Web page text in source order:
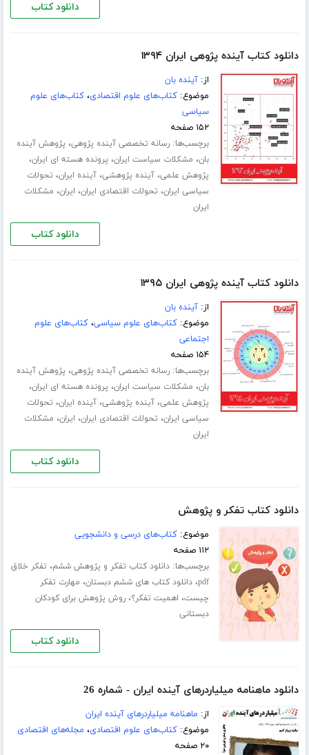
دانلود کتاب
دانلود کتاب آینده پژوهی ایران ۱۳۹۴
از:آینده بان
موضوع:کتاب‌های علوم اقتصادی،کتاب‌های علوم
سیاسی
۱۵۲ صفحه
برچسب‌ها:رسانه تخصصی آینده پژوهی، پژوهش آینده
بان، مشکلات سیاست ایران، پرونده هسته ای ایران،
پژوهش علمی،آینده پژوهشی،آینده ایران، تحولات
سیاسی ایران، تحولات اقتصادی ایران، ایران، مشکلات
ایران
دانلود کتاب
دانلود کتاب آینده پژوهی ایران ۱۳۹۵
از:آینده بان
موضوع:کتاب‌های علوم سیاسی،کتاب‌های علوم
اجتماعی
۱۵۴ صفحه
برچسب‌ها:رسانه تخصصی آینده پژوهی، پژوهش آینده
بان، مشکلات سیاست ایران، پرونده هسته ای ایران،
پژوهش علمی،آینده پژوهشی،آینده ایران، تحولات
سیاسی ایران، تحولات اقتصادی ایران، ایران، مشکلات
ایران
دانلود کتاب
دانلود کتاب تفکر و پژوهش
موضوع:کتاب‌های درسی و دانشجویی
۱۱۲ صفحه
برچسب‌ها:دانلود کتاب تفکر و پژوهش ششم، تفکر خلاق
pdf،دانلود کتاب های ششم دبستان، مهارت تفکر
چیست، اهمیت تفکر؟،روش پژوهش برای کودکان
دبستانی
دانلود کتاب
دانلود ماهنامه میلیاردرهای آینده ایران - شماره 26
از: ماهنامه میلیاردرهای آینده ایران
موضوع:کتاب‌های علوم اقتصادی، مجله‌های اقتصادی
۲۰ صفحه